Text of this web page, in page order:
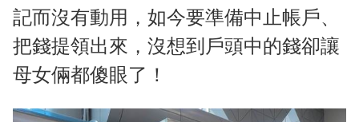
記而沒有動用，如今要準備中止帳戶、
把錢提領出來，沒想到戶頭中的錢卻讓
母女倆都傻眼了！